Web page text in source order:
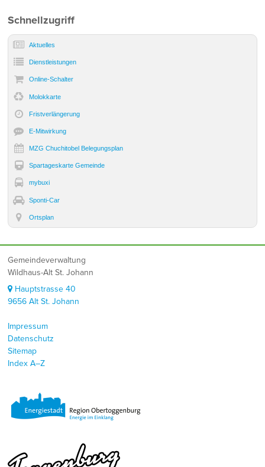
Sidebar
Schnellzugriff
Aktuelles
Dienst­leistungen
Online-Schalter
Molokkarte
Frist­verlängerung
E-Mitwirkung
MZG Chuchitobel Belegungsplan
Spartageskarte Gemeinde
mybuxi
Sponti-Car
Ortsplan
Footer
Gemeindeverwaltung
Wildhaus-Alt St. Johann
Hauptstrasse 40
9656 Alt St. Johann
Impressum
Datenschutz
Sitemap
Index A–Z